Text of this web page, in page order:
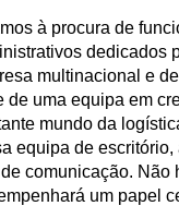
à procura de
dedicados
multinacional e
de uma equipa em
mundo da
equipa de
comunicação. Não
um papel